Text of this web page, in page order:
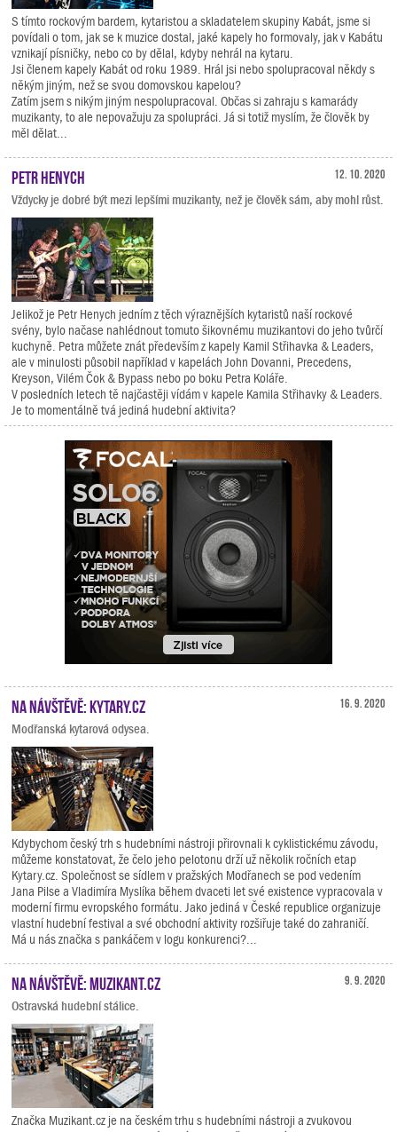
S tímto rockovým bardem, kytaristou a skladatelem skupiny Kabát, jsme si
povídali o tom, jak se k muzice dostal, jaké kapely ho formovaly, jak v Kabátu
vznikají písničky, nebo co by dělal, kdyby nehrál na kytaru.
Jsi členem kapely Kabát od roku 1989. Hrál jsi nebo spolupracoval někdy s
někým jiným, než se svou domovskou kapelou?
Zatím jsem s nikým jiným nespolupracoval. Občas si zahraju s kamarády
muzikanty, to ale nepovažuju za spolupráci. Já si totiž myslím, že člověk by
měl dělat...
12. 10. 2020
Petr Henych
Vždycky je dobré být mezi lepšími muzikanty, než je člověk sám, aby mohl růst.
Jelikož je Petr Henych jedním z těch výraznějších kytaristů naší rockové
svény, bylo načase nahlédnout tomuto šikovnému muzikantovi do jeho tvůrčí
kuchyně. Petra můžete znát především z kapely Kamil Střihavka & Leaders,
ale v minulosti působil například v kapelách John Dovanni, Precedens,
Kreyson, Vilém Čok & Bypass nebo po boku Petra Koláře.
V posledních letech tě najčastěji vídám v kapele Kamila Střihavky & Leaders.
Je to momentálně tvá jediná hudební aktivita?
16. 9. 2020
Na návštěvě: Kytary.cz
Modřanská kytarová odysea.
Kdybychom český trh s hudebními nástroji přirovnali k cyklistickému závodu,
můžeme konstatovat, že čelo jeho pelotonu drží už několik ročních etap
Kytary.cz. Společnost se sídlem v pražských Modřanech se pod vedením
Jana Pilse a Vladimíra Myslíka během dvaceti let své existence vypracovala v
moderní firmu evropského formátu. Jako jediná v České republice organizuje
vlastní hudební festival a své obchodní aktivity rozšiřuje také do zahraničí.
Má u nás značka s pankáčem v logu konkurenci?...
9. 9. 2020
Na návštěvě: Muzikant.cz
Ostravská hudební stálice.
Značka Muzikant.cz je na českém trhu s hudebními nástroji a zvukovou